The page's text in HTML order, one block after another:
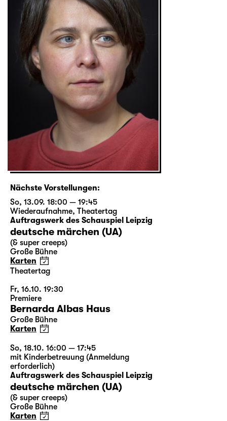
Nächste Vorstellungen:
So, 13.09. 18:00 — 19:45
Wiederaufnahme, Theatertag
Auftragswerk des Schauspiel Leipzig
deutsche märchen (UA)
(& super creeps)
Große Bühne
Karten
Theatertag
Fr, 16.10. 19:30
Premiere
Bernarda Albas Haus
Große Bühne
Karten
So, 18.10. 16:00 — 17:45
mit Kinderbetreuung (Anmeldung
erforderlich)
Auftragswerk des Schauspiel Leipzig
deutsche märchen (UA)
(& super creeps)
Große Bühne
Karten